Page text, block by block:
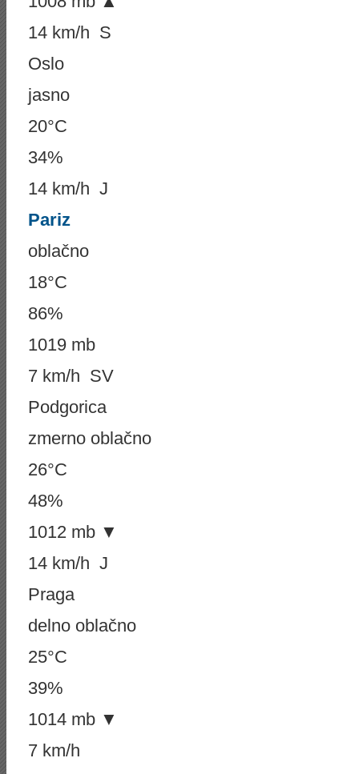
14 km/h S
Oslo
jasno
20°C
34%
14 km/h J
Pariz
oblačno
18°C
86%
1019 mb
7 km/h SV
Podgorica
zmerno oblačno
26°C
48%
1012 mb ▼
14 km/h J
Praga
delno oblačno
25°C
39%
1014 mb ▼
7 km/h